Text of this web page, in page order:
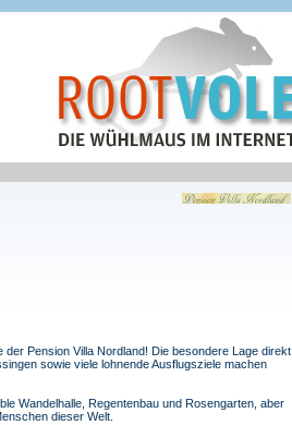
Pension Villa Nordland! Die besondere Lage direkt
sowie viele lohnende Ausflugsziele machen
Wandelhalle, Regentenbau und Rosengarten, aber
dieser Welt.